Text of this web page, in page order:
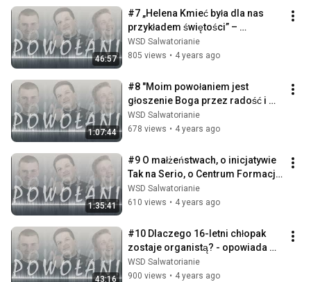
46:57
#7 „Helena Kmieć była dla nas
przykładem świętości” –
opowiada ks. Mirosław Stanek
SDS
WSD Salwatorianie
805 views • 4 years ago
1:07:44
#8 "Moim powołaniem jest
głoszenie Boga przez radość i
śpiew" - dzieli się Nina
Woynarowska
WSD Salwatorianie
678 views • 4 years ago
1:35:41
#9 O małżeństwach, o inicjatywie
Tak na Serio, o Centrum Formacji
Duchowej… Ks. Maciej Dalibor
SDS
WSD Salwatorianie
610 views • 4 years ago
43:16
#10 Dlaczego 16-letni chłopak
zostaje organistą? - opowiada
Szymon Kokocha
WSD Salwatorianie
900 views • 4 years ago